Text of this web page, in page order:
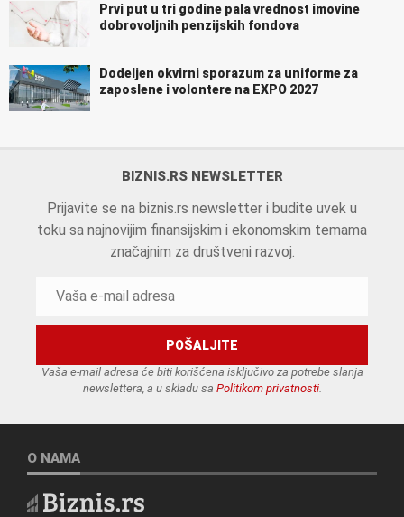
Prvi put u tri godine pala vrednost imovine
dobrovoljnih penzijskih fondova
Dodeljen okvirni sporazum za uniforme za
zaposlene i volontere na EXPO 2027
BIZNIS.RS NEWSLETTER
Prijavite se na biznis.rs newsletter i budite uvek u
toku sa najnovijim finansijskim i ekonomskim temama
značajnim za društveni razvoj.
Vaša e-mail adresa će biti korišćena isključivo za potrebe slanja
newslettera, a u skladu sa Politikom privatnosti.
O NAMA